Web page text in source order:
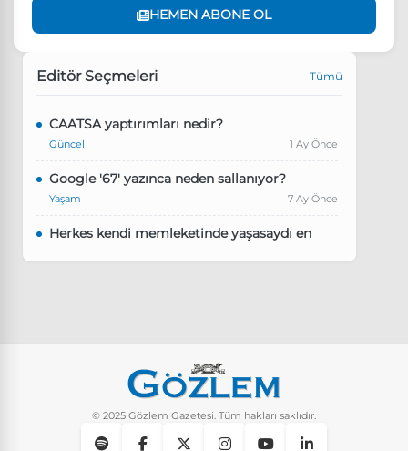
HEMEN ABONE OL
Editör Seçmeleri Tümü
CAATSA yaptırımları nedir?
Güncel 1 Ay Önce
Google '67' yazınca neden sallanıyor?
Yaşam 7 Ay Önce
Herkes kendi memleketinde yaşasaydı en
Instagram’da keşfet nasıl temizlenir?
© 2025 Gözlem Gazetesi. Tüm hakları saklıdır.